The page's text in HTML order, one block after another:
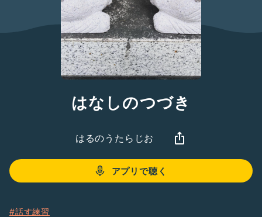
はなしのつづき
はるのうたらじお
アプリで聴く
#話す練習